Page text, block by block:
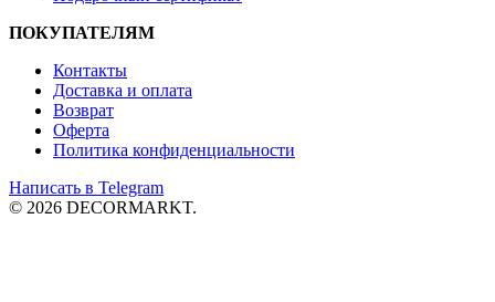
ПОКУПАТЕЛЯМ
Контакты
Доставка и оплата
Возврат
Оферта
Политика конфиденциальности
Написать в Telegram
© 2026 DECORMARKT.